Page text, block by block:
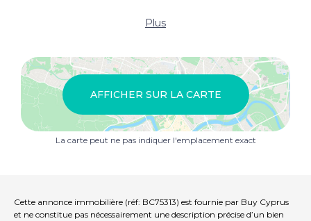
Plus
AFFICHER SUR LA CARTE
La carte peut ne pas indiquer l'emplacement exact
Cette annonce immobilière (réf: BC75313) est fournie par Buy Cyprus
et ne constitue pas nécessairement une description précise d’un bien